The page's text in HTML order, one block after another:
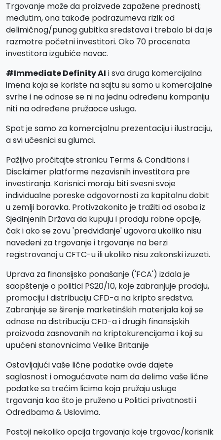
Trgovanje može da proizvede zapažene prednosti;
međutim, ona takođe podrazumeva rizik od
delimičnog/punog gubitka sredstava i trebalo bi da je
razmotre početni investitori. Oko 70 procenata
investitora izgubiće novac.
#Immediate Definity AI i sva druga komercijalna
imena koja se koriste na sajtu su samo u komercijalne
svrhe i ne odnose se ni na jednu određenu kompaniju
niti na određene pružaoce usluga.
Spot je samo za komercijalnu prezentaciju i ilustraciju,
a svi učesnici su glumci.
Pažljivo pročitajte stranicu Terms & Conditions i
Disclaimer platforme nezavisnih investitora pre
investiranja. Korisnici moraju biti svesni svoje
individualne poreske odgovornosti za kapitalnu dobit
u zemlji boravka. Protivzakonito je tražiti od osoba iz
Sjedinjenih Država da kupuju i prodaju robne opcije,
čak i ako se zovu 'predviđanje' ugovora ukoliko nisu
navedeni za trgovanje i trgovanje na berzi
registrovanoj u CFTC-u ili ukoliko nisu zakonski izuzeti.
Uprava za finansijsko ponašanje ('FCA') izdala je
saopštenje o politici PS20/10, koje zabranjuje prodaju,
promociju i distribuciju CFD-a na kripto sredstva.
Zabranjuje se širenje marketinških materijala koji se
odnose na distribuciju CFD-a i drugih finansijskih
proizvoda zasnovanih na kriptokurencijama i koji su
upućeni stanovnicima Velike Britanije
Ostavljajući vaše lične podatke ovde dajete
saglasnost i omogućavate nam da delimo vaše lične
podatke sa trećim licima koja pružaju usluge
trgovanja kao što je pruženo u Politici privatnosti i
Odredbama & Uslovima.
Postoji nekoliko opcija trgovanja koje trgovac/korisnik